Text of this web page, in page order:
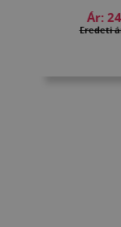
Ár:
Eredeti